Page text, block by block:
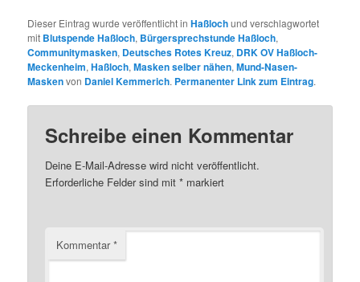
Dieser Eintrag wurde veröffentlicht inHaßlochund verschlagwortet
mit Blutspende Haßloch, Bürgersprechstunde Haßloch,
Communitymasken, Deutsches Rotes Kreuz, DRK OV Haßloch-
Meckenheim,Haßloch,Masken selber nähen,Mund-Nasen-
Maskenvon Daniel Kemmerich. Permanenter Link zum Eintrag.
Schreibe einen Kommentar
Deine E-Mail-Adresse wird nicht veröffentlicht.
Erforderliche Felder sind mit* markiert
Kommentar*